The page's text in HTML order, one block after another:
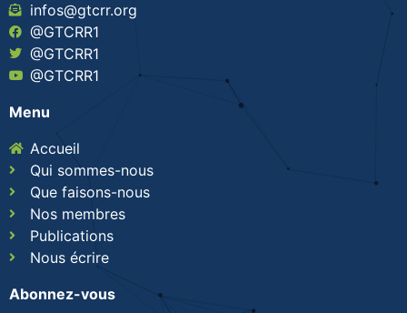
infos@gtcrr.org
@GTCRR1
@GTCRR1
@GTCRR1
Menu
Accueil
Qui sommes-nous
Que faisons-nous
Nos membres
Publications
Nous écrire
Abonnez-vous